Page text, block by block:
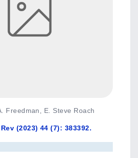
Freedman, E. Steve Roach
(2023) 44 (7): 383392.